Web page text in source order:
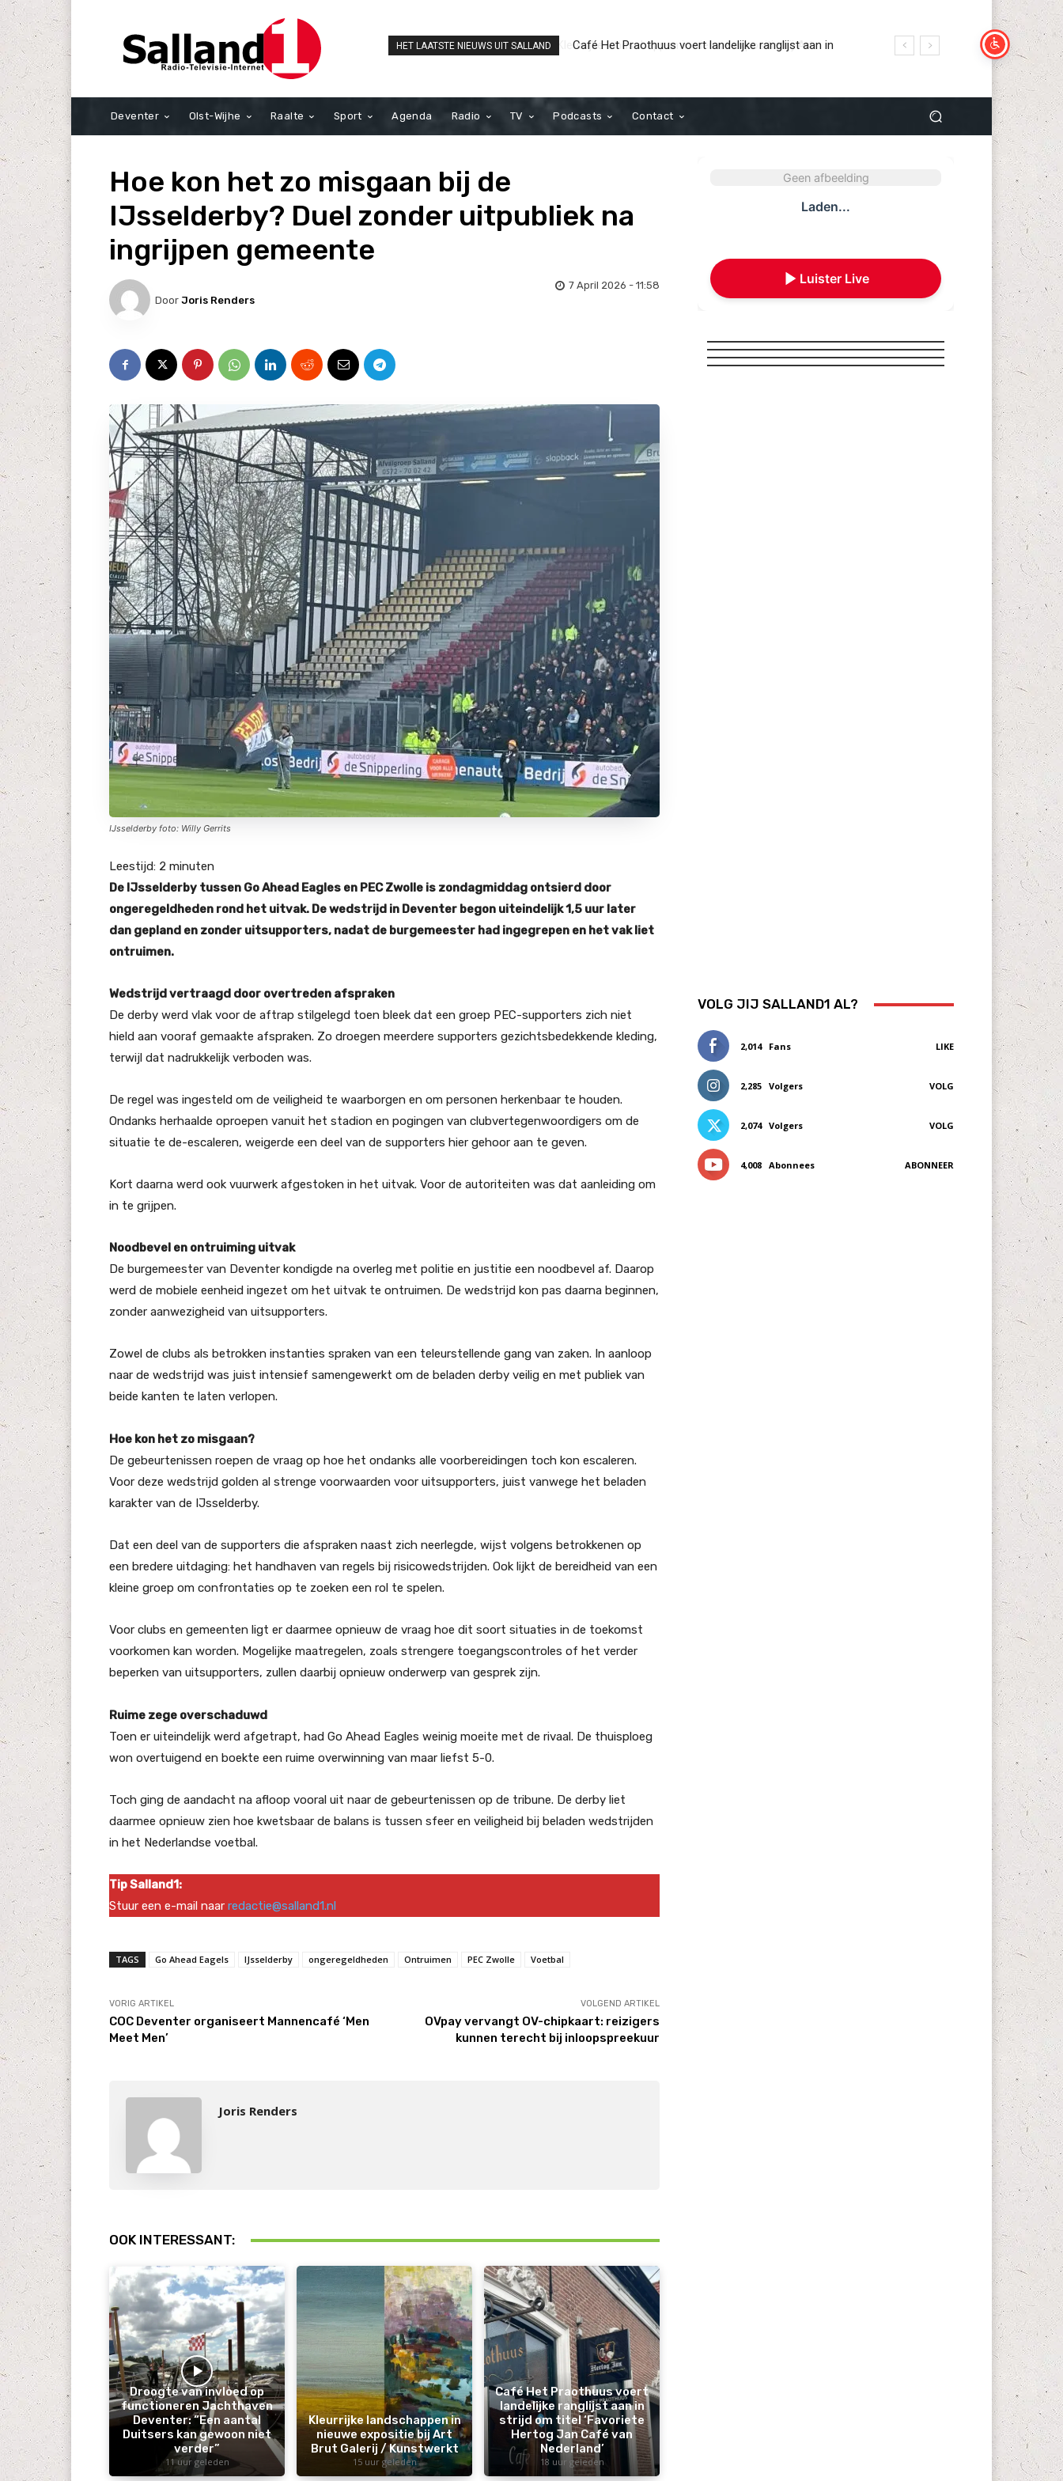
HET LAATSTE NIEUWS UIT SALLAND
Café Het Praothuus voert landelijke ranglijst aan in
Deventer Olst-Wijhe Raalte Sport Agenda Radio TV Podcasts Contact
Hoe kon het zo misgaan bij de
IJsselderby? Duel zonder uitpubliek na
ingrijpen gemeente
Door Joris Renders
7 April 2026 - 11:58
IJsselderby foto: Willy Gerrits
Leestijd: 2 minuten
De IJsselderby tussen Go Ahead Eagles en PEC Zwolle is zondagmiddag ontsierd door
ongeregeldheden rond het uitvak. De wedstrijd in Deventer begon uiteindelijk 1,5 uur later
dan gepland en zonder uitsupporters, nadat de burgemeester had ingegrepen en het vak liet
ontruimen.
Wedstrijd vertraagd door overtreden afspraken
De derby werd vlak voor de aftrap stilgelegd toen bleek dat een groep PEC-supporters zich niet
hield aan vooraf gemaakte afspraken. Zo droegen meerdere supporters gezichtsbedekkende kleding,
terwijl dat nadrukkelijk verboden was.
De regel was ingesteld om de veiligheid te waarborgen en om personen herkenbaar te houden.
Ondanks herhaalde oproepen vanuit het stadion en pogingen van clubvertegenwoordigers om de
situatie te de-escaleren, weigerde een deel van de supporters hier gehoor aan te geven.
Kort daarna werd ook vuurwerk afgestoken in het uitvak. Voor de autoriteiten was dat aanleiding om
in te grijpen.
Noodbevel en ontruiming uitvak
De burgemeester van Deventer kondigde na overleg met politie en justitie een noodbevel af. Daarop
werd de mobiele eenheid ingezet om het uitvak te ontruimen. De wedstrijd kon pas daarna beginnen,
zonder aanwezigheid van uitsupporters.
Zowel de clubs als betrokken instanties spraken van een teleurstellende gang van zaken. In aanloop
naar de wedstrijd was juist intensief samengewerkt om de beladen derby veilig en met publiek van
beide kanten te laten verlopen.
Hoe kon het zo misgaan?
De gebeurtenissen roepen de vraag op hoe het ondanks alle voorbereidingen toch kon escaleren.
Voor deze wedstrijd golden al strenge voorwaarden voor uitsupporters, juist vanwege het beladen
karakter van de IJsselderby.
Dat een deel van de supporters die afspraken naast zich neerlegde, wijst volgens betrokkenen op
een bredere uitdaging: het handhaven van regels bij risicowedstrijden. Ook lijkt de bereidheid van een
kleine groep om confrontaties op te zoeken een rol te spelen.
Voor clubs en gemeenten ligt er daarmee opnieuw de vraag hoe dit soort situaties in de toekomst
voorkomen kan worden. Mogelijke maatregelen, zoals strengere toegangscontroles of het verder
beperken van uitsupporters, zullen daarbij opnieuw onderwerp van gesprek zijn.
Ruime zege overschaduwd
Toen er uiteindelijk werd afgetrapt, had Go Ahead Eagles weinig moeite met de rivaal. De thuisploeg
won overtuigend en boekte een ruime overwinning van maar liefst 5-0.
Toch ging de aandacht na afloop vooral uit naar de gebeurtenissen op de tribune. De derby liet
daarmee opnieuw zien hoe kwetsbaar de balans is tussen sfeer en veiligheid bij beladen wedstrijden
in het Nederlandse voetbal.
Tip Salland1:
Stuur een e-mail naar redactie@salland1.nl
TAGS Go Ahead Eagels IJsselderby ongeregeldheden Ontruimen PEC Zwolle Voetbal
VORIG ARTIKEL
COC Deventer organiseert Mannencafé ‘Men
Meet Men’
VOLGEND ARTIKEL
OVpay vervangt OV-chipkaart: reizigers
kunnen terecht bij inloopspreekuur
Joris Renders
OOK INTERESSANT:
Droogte van invloed op
functioneren Jachthaven
Deventer: “Een aantal
Duitsers kan gewoon niet
verder”
11 uur geleden
Kleurrijke landschappen in
nieuwe expositie bij Art
Brut Galerij / Kunstwerkt
15 uur geleden
Café Het Praothuus voert
landelijke ranglijst aan in
strijd om titel ‘Favoriete
Hertog Jan Café van
Nederland’
18 uur geleden
Geen afbeelding
Laden...
Luister Live
VOLG JIJ SALLAND1 AL?
2,014 Fans LIKE
2,285 Volgers VOLG
2,074 Volgers VOLG
4,008 Abonnees ABONNEER